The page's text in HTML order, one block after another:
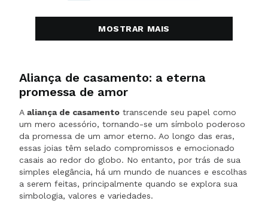
MOSTRAR MAIS
Aliança de casamento: a eterna
promessa de amor
A aliança de casamento transcende seu papel como
um mero acessório, tornando-se um símbolo poderoso
da promessa de um amor eterno. Ao longo das eras,
essas joias têm selado compromissos e emocionado
casais ao redor do globo. No entanto, por trás de sua
simples elegância, há um mundo de nuances e escolhas
a serem feitas, principalmente quando se explora sua
simbologia, valores e variedades.